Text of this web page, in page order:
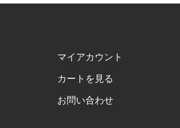
マイアカウント
カートを見る
お問い合わせ